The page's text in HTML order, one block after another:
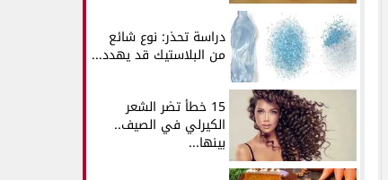
دراسة تحذر: نوع شائع
من البلاستيك قد يهدد...
15 خطأ تضر الشعر
الكيرلي في الصيف..
بينها...